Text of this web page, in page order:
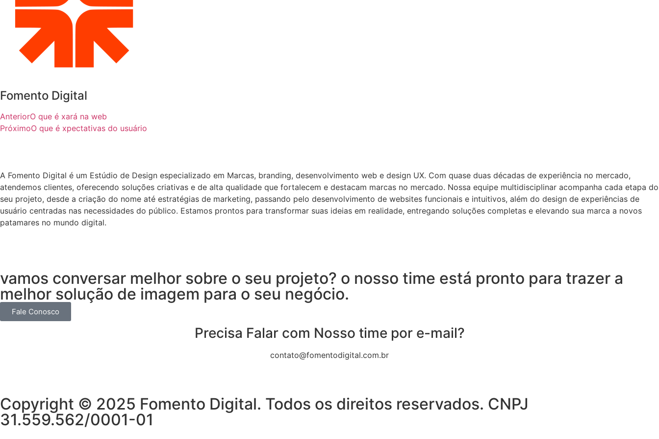
Fomento Digital
AnteriorO que é xará na web
PróximoO que é xpectativas do usuário
A Fomento Digital é um Estúdio de Design especializado em Marcas, branding, desenvolvimento web e design UX. Com quase duas décadas de experiência no mercado,
atendemos clientes, oferecendo soluções criativas e de alta qualidade que fortalecem e destacam marcas no mercado. Nossa equipe multidisciplinar acompanha cada etapa do
seu projeto, desde a criação do nome até estratégias de marketing, passando pelo desenvolvimento de websites funcionais e intuitivos, além do design de experiências de
usuário centradas nas necessidades do público. Estamos prontos para transformar suas ideias em realidade, entregando soluções completas e elevando sua marca a novos
patamares no mundo digital.
vamos conversar melhor sobre o seu projeto? o nosso time está pronto para trazer a
melhor solução de imagem para o seu negócio.
Fale Conosco
Precisa Falar com Nosso time por e-mail?
contato@fomentodigital.com.br
Copyright © 2025 Fomento Digital. Todos os direitos reservados. CNPJ
31.559.562/0001-01